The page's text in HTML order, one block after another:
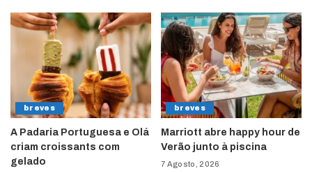
breves
A Padaria Portuguesa e Olá
criam croissants com
gelado
breves
Marriott abre happy hour de
Verão junto à piscina
7 Agosto, 2026